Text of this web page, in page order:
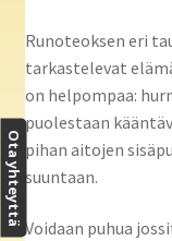
Runoteoksen eri
tarkastelevat
on helpompaa:
puolestaan
pihan aitojen
suuntaan.
Voidaan puhua
Ota yhteyttä